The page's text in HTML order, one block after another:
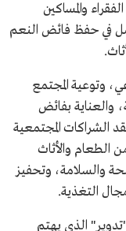
وتستهدف الفقراء والمساكين
في حفظ فائض النعم
وتوعية المجتمع
والعناية بفائض
الشراكات المجتمعية
الطعام والأثاث
والسلامة، وتحفيز
التغذية.
الذي يهتم